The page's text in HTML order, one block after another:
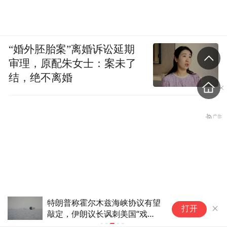
特朗普称霍尔木兹海峡协议有望
敲定，伊朗议长讽刺美国“戏剧
伊朗官员称
海峡通行问
打开
“婚外胚胎案”离婚诉讼延期
审理，原配朱女士：案未了
结，绝不离婚